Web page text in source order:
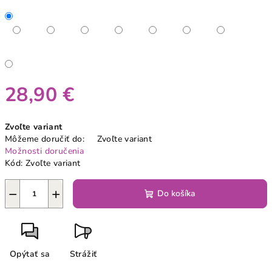
28,90 €
cena:
Zvoľte variant
Môžeme doručiť do:
Zvoľte variant
Možnosti doručenia
Kód: Zvoľte variant
+
− Do košíka
Opýtať sa Strážiť